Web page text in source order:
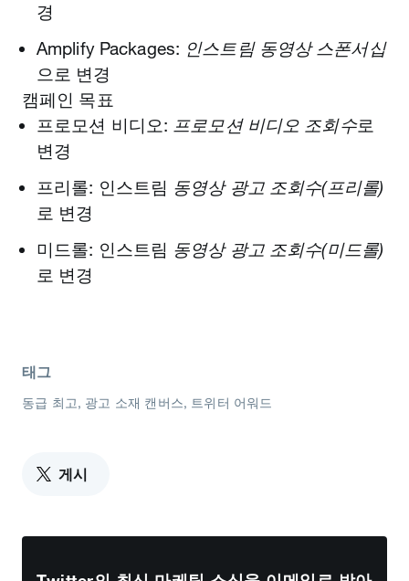
경
Amplify Packages: 인스트림 동영상 스폰서십
으로 변경
캠페인 목표
프로모션 비디오: 프로모션 비디오 조회수로
변경
프리롤: 인스트림 동영상 광고 조회수(프리롤)
로 변경
미드롤: 인스트림 동영상 광고 조회수(미드롤)
로 변경
태그
동급 최고 광고 소재 캔버스 트위터 어워드
게시